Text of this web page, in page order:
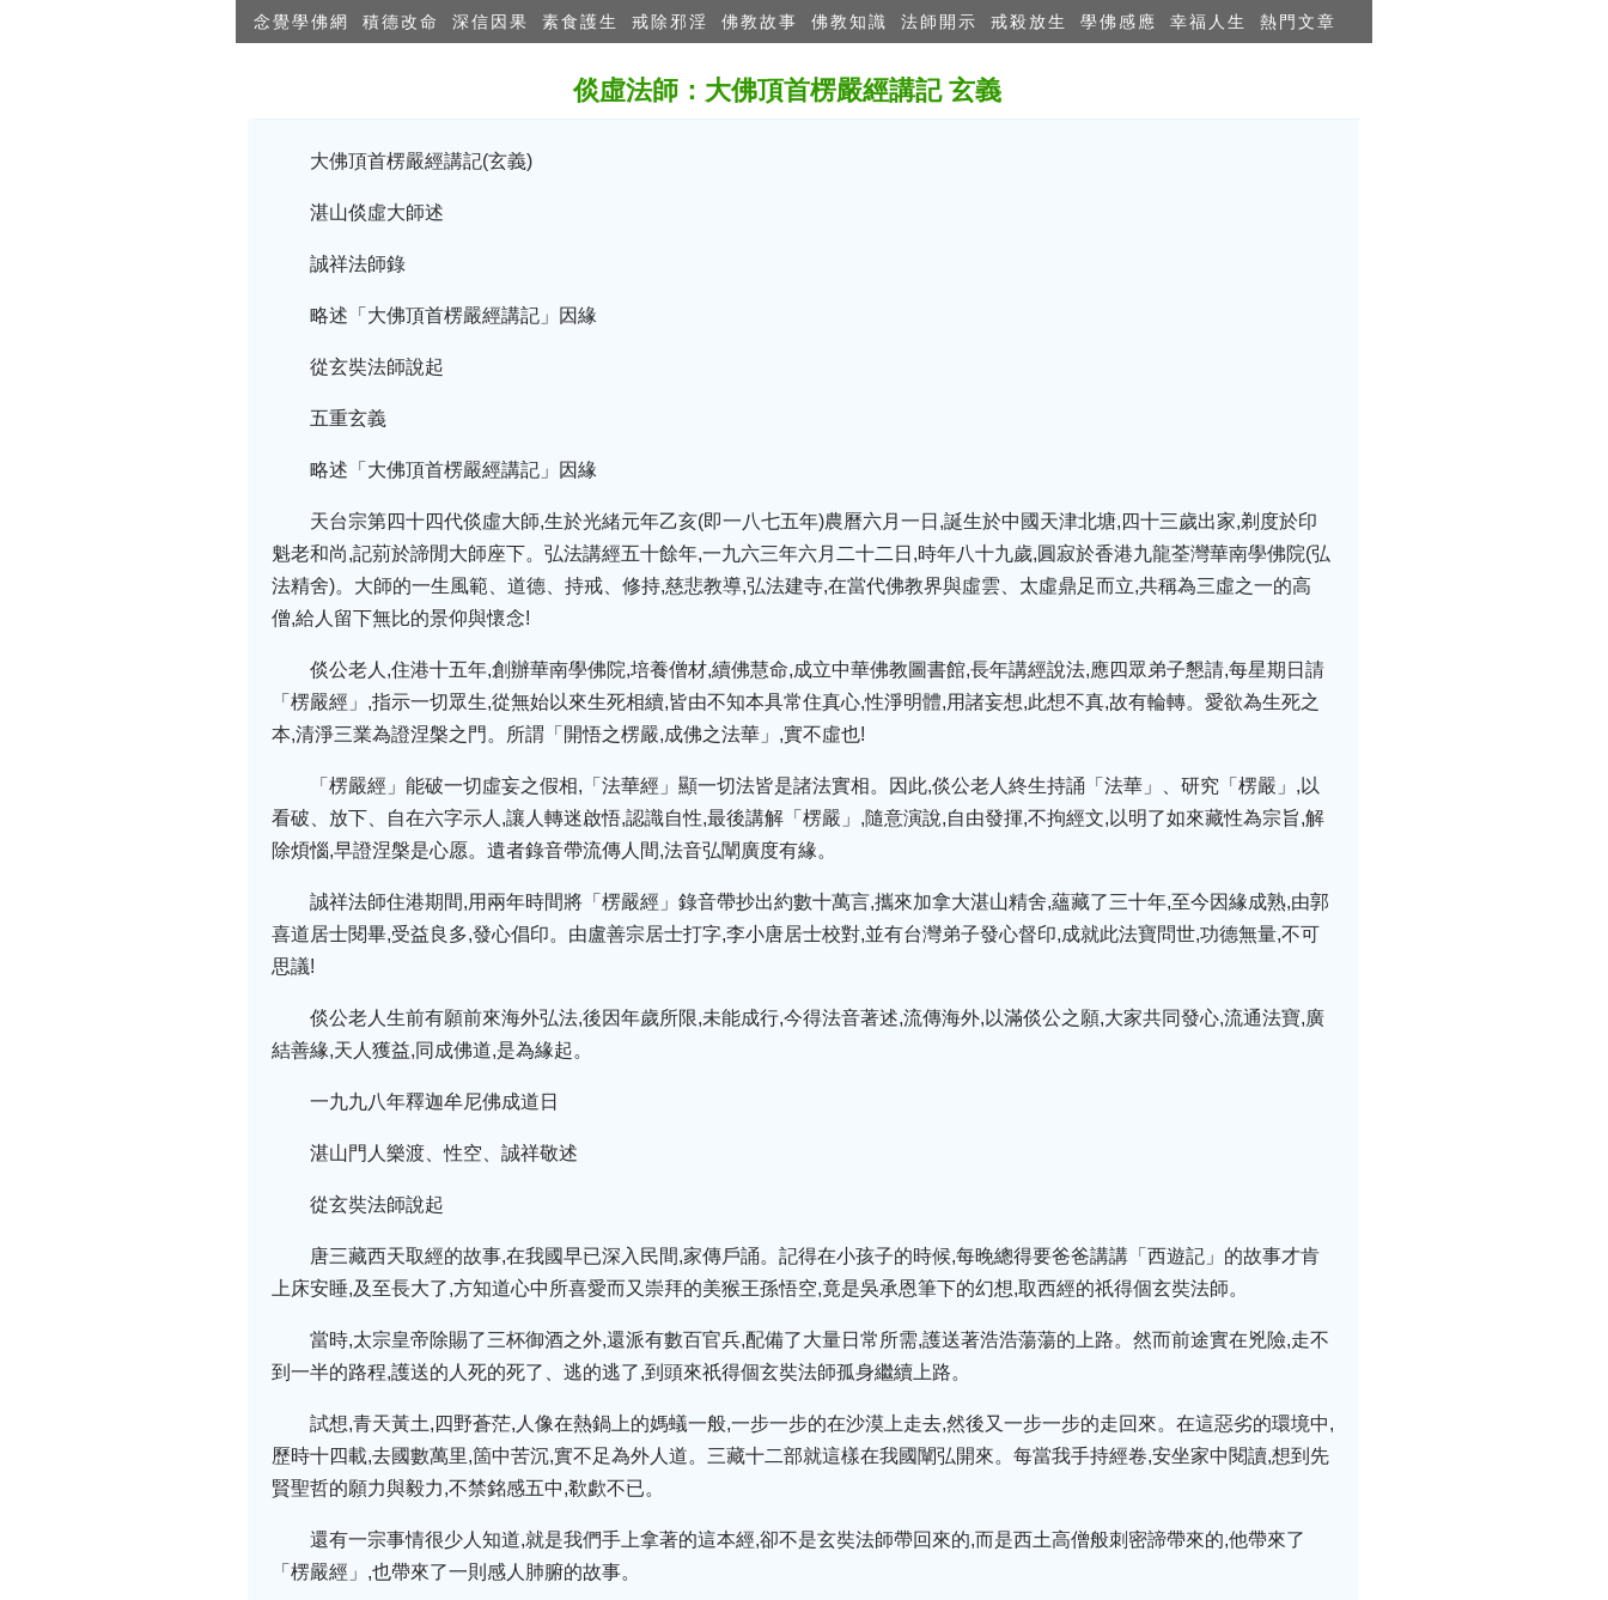
念覺學佛網 積德改命 深信因果 素食護生 戒除邪淫 佛教故事 佛教知識 法師開示 戒殺放生 學佛感應 幸福人生 熱門文章
倓虛法師：大佛頂首楞嚴經講記 玄義
大佛頂首楞嚴經講記(玄義)
湛山倓虛大師述
誠祥法師錄
略述「大佛頂首楞嚴經講記」因緣
從玄奘法師說起
五重玄義
略述「大佛頂首楞嚴經講記」因緣
天台宗第四十四代倓虛大師,生於光緒元年乙亥(即一八七五年)農曆六月一日,誕生於中國天津北塘,四十三歲出家,剃度於印
魁老和尚,記莂於諦閒大師座下。弘法講經五十餘年,一九六三年六月二十二日,時年八十九歲,圓寂於香港九龍荃灣華南學佛院(弘
法精舍)。大師的一生風範、道德、持戒、修持,慈悲教導,弘法建寺,在當代佛教界與虛雲、太虛鼎足而立,共稱為三虛之一的高
僧,給人留下無比的景仰與懷念!
倓公老人,住港十五年,創辦華南學佛院,培養僧材,續佛慧命,成立中華佛教圖書館,長年講經說法,應四眾弟子懇請,每星期日請
「楞嚴經」,指示一切眾生,從無始以來生死相續,皆由不知本具常住真心,性淨明體,用諸妄想,此想不真,故有輪轉。愛欲為生死之
本,清淨三業為證涅槃之門。所謂「開悟之楞嚴,成佛之法華」,實不虛也!
「楞嚴經」能破一切虛妄之假相,「法華經」顯一切法皆是諸法實相。因此,倓公老人終生持誦「法華」、研究「楞嚴」,以
看破、放下、自在六字示人,讓人轉迷啟悟,認識自性,最後講解「楞嚴」,隨意演說,自由發揮,不拘經文,以明了如來藏性為宗旨,解
除煩惱,早證涅槃是心愿。遺者錄音帶流傳人間,法音弘闡廣度有緣。
誠祥法師住港期間,用兩年時間將「楞嚴經」錄音帶抄出約數十萬言,攜來加拿大湛山精舍,蘊藏了三十年,至今因緣成熟,由郭
喜道居士閱畢,受益良多,發心倡印。由盧善宗居士打字,李小唐居士校對,並有台灣弟子發心督印,成就此法寶問世,功德無量,不可
思議!
倓公老人生前有願前來海外弘法,後因年歲所限,未能成行,今得法音著述,流傳海外,以滿倓公之願,大家共同發心,流通法寶,廣
結善緣,天人獲益,同成佛道,是為緣起。
一九九八年釋迦牟尼佛成道日
湛山門人樂渡、性空、誠祥敬述
從玄奘法師說起
唐三藏西天取經的故事,在我國早已深入民間,家傳戶誦。記得在小孩子的時候,每晚總得要爸爸講講「西遊記」的故事才肯
上床安睡,及至長大了,方知道心中所喜愛而又崇拜的美猴王孫悟空,竟是吳承恩筆下的幻想,取西經的祇得個玄奘法師。
當時,太宗皇帝除賜了三杯御酒之外,還派有數百官兵,配備了大量日常所需,護送著浩浩蕩蕩的上路。然而前途實在兇險,走不
到一半的路程,護送的人死的死了、逃的逃了,到頭來祇得個玄奘法師孤身繼續上路。
試想,青天黃土,四野蒼茫,人像在熱鍋上的媽蟻一般,一步一步的在沙漠上走去,然後又一步一步的走回來。在這惡劣的環境中,
歷時十四載,去國數萬里,箇中苦沉,實不足為外人道。三藏十二部就這樣在我國闡弘開來。每當我手持經卷,安坐家中閱讀,想到先
賢聖哲的願力與毅力,不禁銘感五中,欷歔不已。
還有一宗事情很少人知道,就是我們手上拿著的這本經,卻不是玄奘法師帶回來的,而是西土高僧般刺密諦帶來的,他帶來了
「楞嚴經」,也帶來了一則感人肺腑的故事。